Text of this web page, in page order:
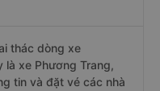
thác dòng xe
là xe Phương Trang,
tin và đặt vé các nhà